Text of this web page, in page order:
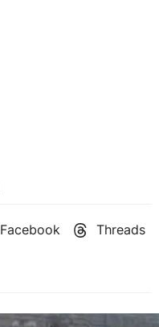
Facebook Threads